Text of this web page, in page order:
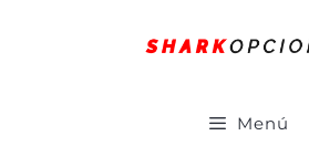
Menú